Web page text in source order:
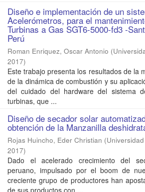
Diseño e implementación de un
Acelerómetros, para el
Turbinas a Gas SGT6-5000-fd3 -
Perú
Roman Enriquez, Oscar Antonio (
2017)
Este trabajo presenta los resultados de la
de la dinámica de combustión y su
del cuidado del hardware del sistema
turbinas, que ...
Diseño de secador solar
obtención de la Manzanilla
Rojas Huincho, Eder Christian (
2017)
Dado el acelerado crecimiento del
peruano, impulsado por el boom de
creciente grupo de productores han